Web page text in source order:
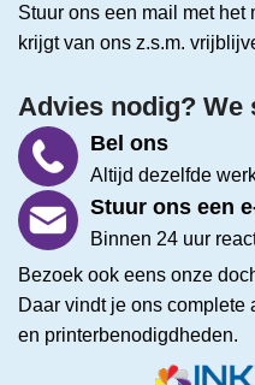
Stuur ons een mail met het
krijgt van ons z.s.m.
Advies nodig? We
Bel ons
Altijd dezelfde
Stuur ons een
Binnen 24 uur
Bezoek ook eens onze
Daar vindt je ons complete
en printerbenodigdheden.